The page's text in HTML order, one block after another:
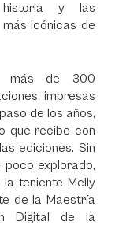
y las
icónicas de
más de 300
impresas
de los años,
que recibe con
ediciones. Sin
poco explorado,
teniente Melly
de la Maestría
Digital de la